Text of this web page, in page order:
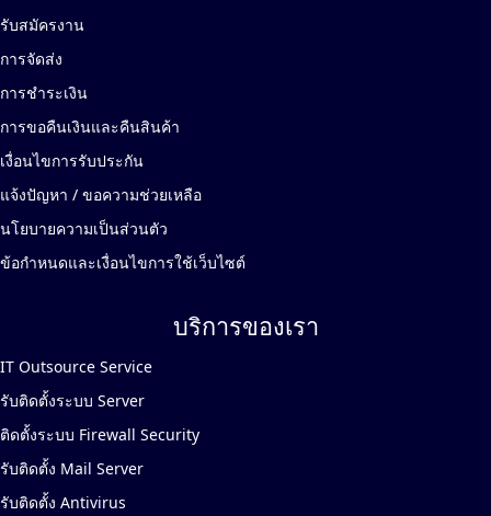
รับสมัครงาน
การจัดส่ง
การชำระเงิน
การขอคืนเงินและคืนสินค้า
เงื่อนไขการรับประกัน
แจ้งปัญหา / ขอความช่วยเหลือ
นโยบายความเป็นส่วนตัว
ข้อกำหนดและเงื่อนไขการใช้เว็บไซต์
บริการของเรา
IT Outsource Service
รับติดตั้งระบบ Server
ติดตั้งระบบ Firewall Security
รับติดตั้ง Mail Server
รับติดตั้ง Antivirus